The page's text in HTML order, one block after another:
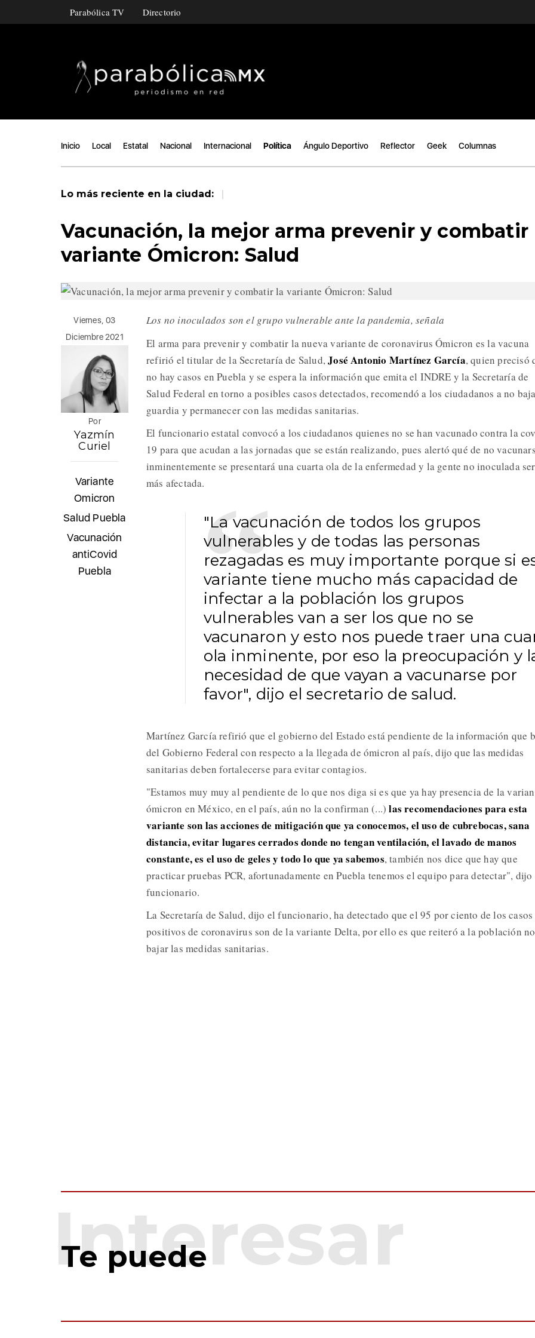
Parabólica TV Directorio
Inicio Local Estatal Nacional Internacional Política Ángulo Deportivo Reflector Geek Columnas
Lo más reciente en la ciudad: |
Vacunación, la mejor arma prevenir y combatir
variante Ómicron: Salud
Viernes, 03
Diciembre 2021
Por
Yazmín
Curiel
Variante
Omicron
Salud Puebla
Vacunación
antiCovid
Puebla
Los no inoculados son el grupo vulnerable ante la pandemia, señala
El arma para prevenir y combatir la nueva variante de coronavirus Ómicron es la vacuna
refirió el titular de la Secretaría de Salud,José Antonio Martínez García, quien precisó
no hay casos en Puebla y se espera la información que emita el INDRE y la Secretaría de
Salud Federal en torno a posibles casos detectados, recomendó a los ciudadanos a no
guardia y permanecer con las medidas sanitarias.
El funcionario estatal convocó a los ciudadanos quienes no se han vacunado contra la
19 para que acudan a las jornadas que se están realizando, pues alertó qué de no
inminentemente se presentará una cuarta ola de la enfermedad y la gente no inoculada
más afectada.
"La vacunación de todos los grupos
vulnerables y de todas las personas
rezagadas es muy importante porque si
variante tiene mucho más capacidad de
infectar a la población los grupos
vulnerables van a ser los que no se
vacunaron y esto nos puede traer una
ola inminente, por eso la preocupación y
necesidad de que vayan a vacunarse por
favor", dijo el secretario de salud.
Martínez García refirió que el gobierno del Estado está pendiente de la información que
del Gobierno Federal con respecto a la llegada de ómicron al país, dijo que las medidas
sanitarias deben fortalecerse para evitar contagios.
"Estamos muy muy al pendiente de lo que nos diga si es que ya hay presencia de la
ómicron en México, en el país, aún no la confirman (...)las recomendaciones para esta
variante son las acciones de mitigación que ya conocemos, el uso de cubrebocas, sana
distancia, evitar lugares cerrados donde no tengan ventilación, el lavado de manos
constante, es el uso de geles y todo lo que ya sabemos, también nos dice que hay que
practicar pruebas PCR, afortunadamente en Puebla tenemos el equipo para detectar", dijo
funcionario.
La Secretaría de Salud, dijo el funcionario, ha detectado que el 95 por ciento de los casos
positivos de coronavirus son de la variante Delta, por ello es que reiteró a la población no
bajar las medidas sanitarias.
Te puede